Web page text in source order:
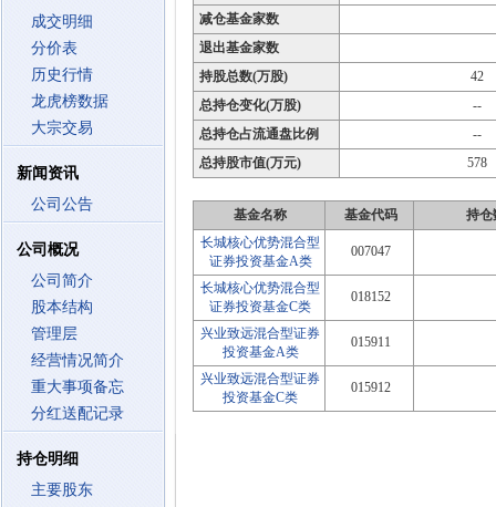
成交明细
分价表
历史行情
龙虎榜数据
大宗交易
新闻资讯
公司公告
公司概况
公司简介
股本结构
管理层
经营情况简介
重大事项备忘
分红送配记录
持仓明细
主要股东
减仓基金家数
退出基金家数
持股总数(万股)
42
总持仓变化(万股)
--
总持仓占流通盘比例
--
总持股市值(万元)
578
基金名称 基金代码
持仓
长城核心优势混合型
证券投资基金A类
007047
长城核心优势混合型
证券投资基金C类
018152
兴业致远混合型证券
投资基金A类
015911
兴业致远混合型证券
投资基金C类
015912